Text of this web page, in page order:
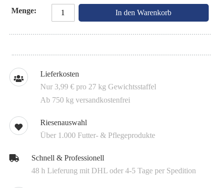
Menge In den Warenkorb
Lieferkosten
Nur 3,99 € pro 27 kg Gewichtsstaffel
Ab 750 kg versandkostenfrei
Riesenauswahl
Über 1.000 Futter- & Pflegeprodukte
Schnell & Professionell
48 h Lieferung mit DHL oder 4-5 Tage per Spedition